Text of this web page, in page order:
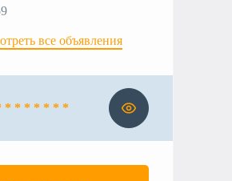
все объявления
* * * * * * *